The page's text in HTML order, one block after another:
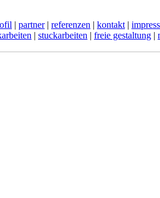
| partner| referenzen | kontakt |
| stuckarbeiten | freie gestaltung |